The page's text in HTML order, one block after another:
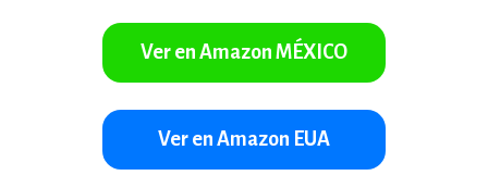
Ver en Amazon MÉXICO
Ver en Amazon EUA